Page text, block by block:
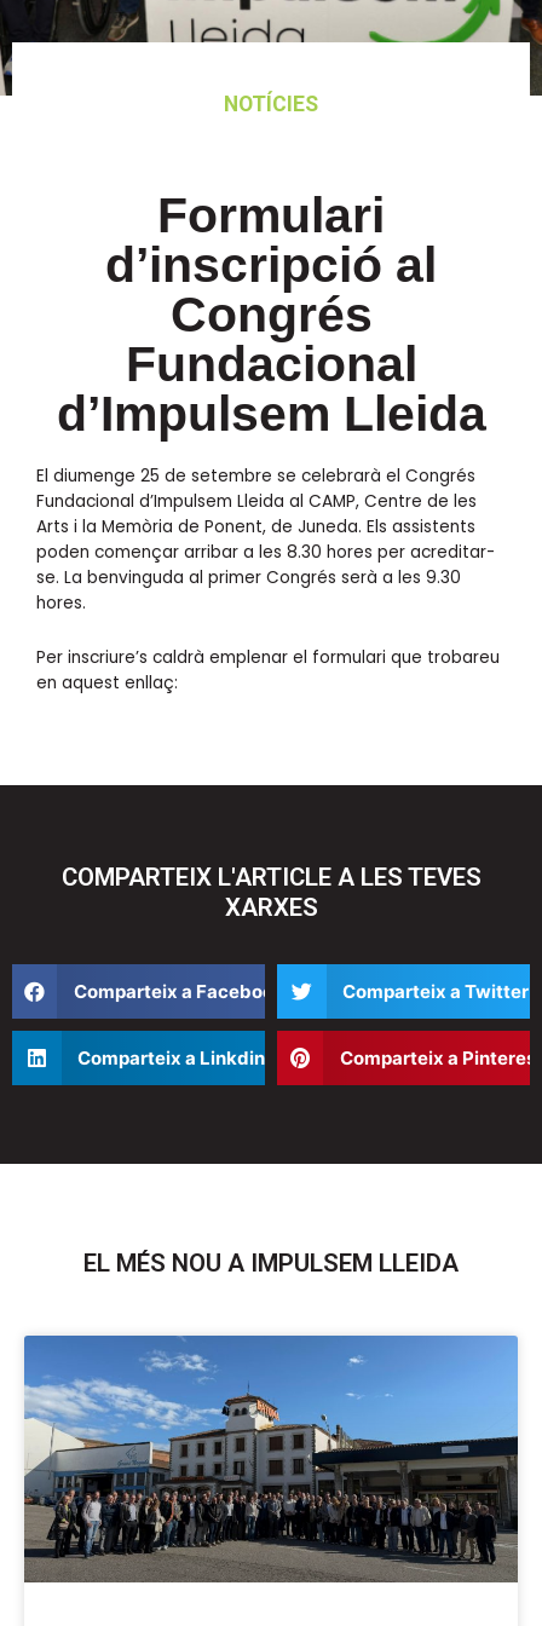
NOTÍCIES
Formulari
d’inscripció al
Congrés
Fundacional
d’Impulsem Lleida
El diumenge 25 de setembre se celebrarà el Congrés
Fundacional d’Impulsem Lleida al CAMP, Centre de les
Arts i la Memòria de Ponent, de Juneda. Els assistents
poden començar arribar a les 8.30 hores per acreditar-
se. La benvinguda al primer Congrés serà a les 9.30
hores.
Per inscriure’s caldrà emplenar el formulari que trobareu
en aquest enllaç:
COMPARTEIX L'ARTICLE A LES TEVES
XARXES
en
Comparteix a Facebook
en
Comparteix a Twitter
en
Comparteix a Linkdin
en
Comparteix a Pinterest
EL MÉS NOU A IMPULSEM LLEIDA